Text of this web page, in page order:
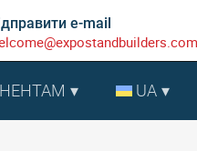
e-mail
UA